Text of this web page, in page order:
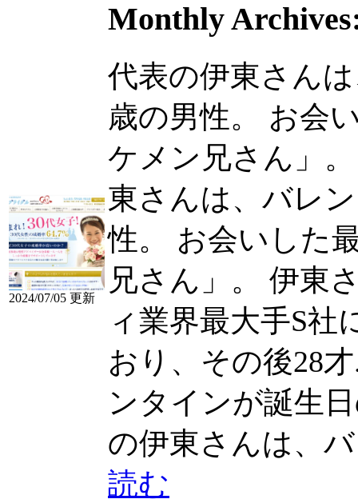
2024/07/05 更新
Monthly
代表の伊東さん
歳の男性。 お会
ケメン兄さん」
東さんは、バレ
性。 お会いした
兄さん」。 伊東
ィ業界最大手S
おり、その後28
ンタインが誕生
の伊東さんは、
読む